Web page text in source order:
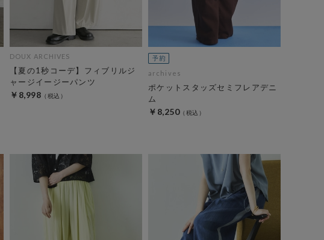
DOUX ARCHIVES
【夏の1秒コーデ】フィブリルジ
ャージイージーパンツ
￥8,998
archives
ポケットスタッズセミフレアデニ
ム
￥8,250